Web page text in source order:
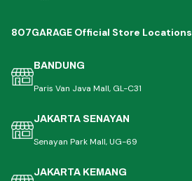
807GARAGE Official Store Locations
BANDUNG
Paris Van Java Mall, GL-C31
JAKARTA SENAYAN
Senayan Park Mall, UG-69
JAKARTA KEMANG